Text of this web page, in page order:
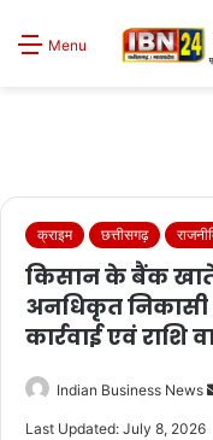
Menu
क्राइम छत्तीसगढ़
किसान के बैंक
अनधिकृत निकासी
कार्रवाई एवं राशि
Indian Business News
Last Updated: July 8, 2026